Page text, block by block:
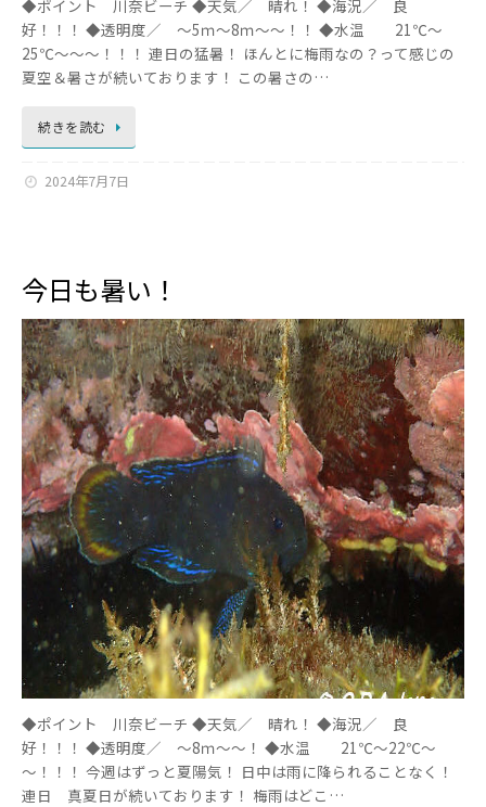
◆ポイント 川奈ビーチ ◆天気／ 晴れ！ ◆海況／ 良
好！！！ ◆透明度／ ～5ｍ～8ｍ～～！！ ◆水温 21℃～
25℃～～～！！！ 連日の猛暑！ ほんとに梅雨なの？って感じの
夏空＆暑さが続いております！ この暑さの…
続きを読む
2024年7月7日
今日も暑い！
◆ポイント 川奈ビーチ ◆天気／ 晴れ！ ◆海況／ 良
好！！！ ◆透明度／ ～8ｍ～～！ ◆水温 21℃～22℃～
～！！！ 今週はずっと夏陽気！ 日中は雨に降られることなく！
連日 真夏日が続いております！ 梅雨はどこ…